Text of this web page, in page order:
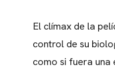
El clímax de la
control de su
como si fuera una